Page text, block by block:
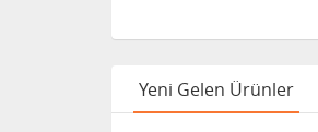
Yeni Gelen Ürünler